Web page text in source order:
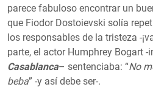
parece fabuloso encontrar un
que Fiodor Dostoievski solía
los responsables de la tristeza -
parte, el actor Humphrey Bogart
Casablanca– sentenciaba: “No
beba” -y así debe ser-.